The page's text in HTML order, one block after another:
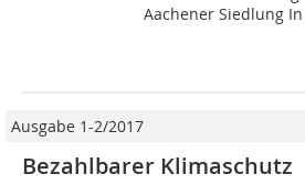
Aachener Siedlung
Ausgabe 1-2/2017
Bezahlbarer Klimaschutz